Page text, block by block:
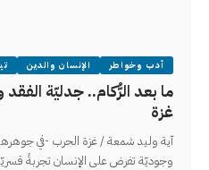
أدب وخواطر الإنسان والدين
ما بعد الرُّكام.. جدليّة الفقد
غزة
آية وليد شمعة / غزة الحرب -في
وجوديّة تفرض على الإنسان تجربةً